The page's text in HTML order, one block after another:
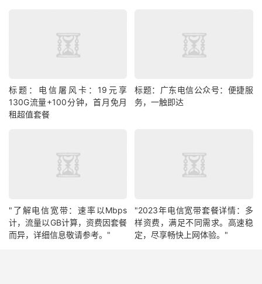
标题：电信屠风卡：19元享
130G流量+100分钟，首月免月
租超值套餐
标题：广东电信公众号：便捷服
务，一触即达
"了解电信宽带：速率以Mbps
计，流量以GB计算，资费因套餐
而异，详细信息敬请参考。"
"2023年电信宽带套餐详情：多
样资费，满足不同需求。高速稳
定，尽享畅快上网体验。"